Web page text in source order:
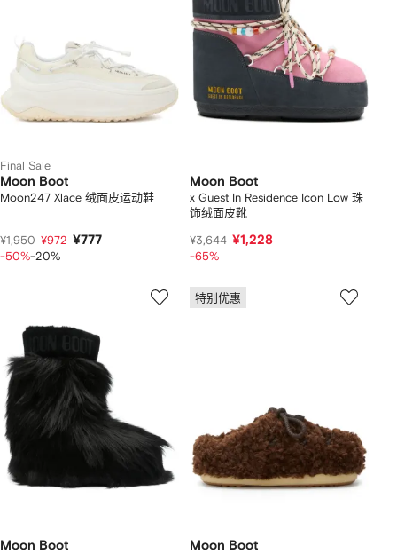
Final Sale
Moon Boot
Moon247 Xlace 绒面皮运动鞋
¥1,950 ¥972 ¥777
-50%-20%
Moon Boot
x Guest In Residence Icon Low 珠
饰绒面皮靴
¥3,644 ¥1,228
-65%
Moon Boot
特别优惠
Moon Boot